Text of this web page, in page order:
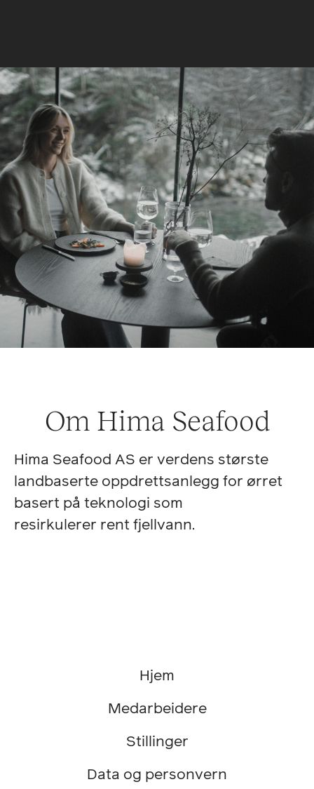
Om Hima Seafood
Hima Seafood AS er verdens største
landbaserte oppdrettsanlegg for ørret
basert på teknologi som
resirkulerer rent fjellvann.
Hjem
Medarbeidere
Stillinger
Data og personvern